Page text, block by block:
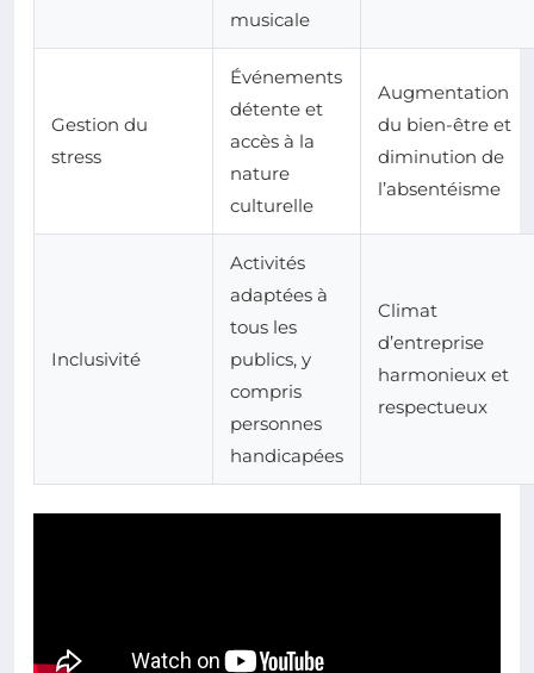
musicale
Gestion du
stress
Événements
détente et
accès à la
nature
culturelle
Augmentation
du bien-être et
diminution de
l’absentéisme
Inclusivité
Activités
adaptées à
tous les
publics, y
compris
personnes
handicapées
Climat
d’entreprise
harmonieux et
respectueux